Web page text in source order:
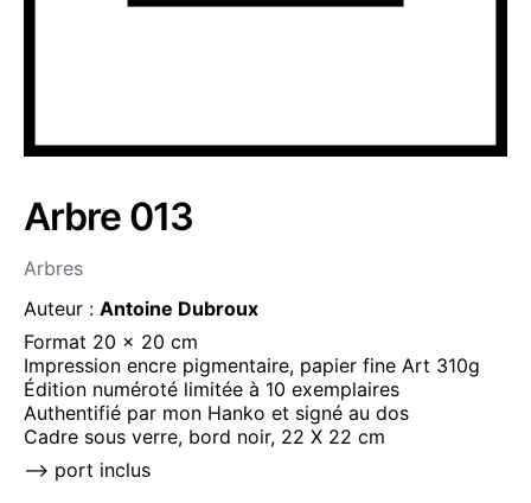
Arbre 013
Arbres
Auteur : Antoine Dubroux
Format 20 x 20 cm
Impression encre pigmentaire, papier fine Art 310g
Édition numéroté limitée à 10 exemplaires
Authentifié par mon Hanko et signé au dos
Cadre sous verre, bord noir, 22 X 22 cm
–> port inclus